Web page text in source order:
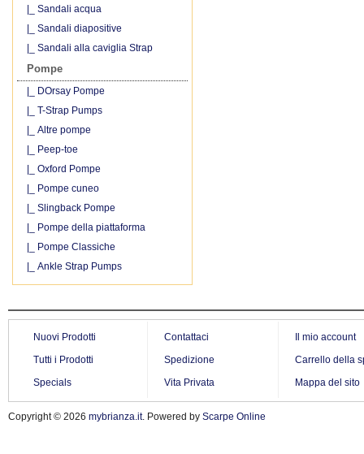
|_ Sandali acqua
|_ Sandali diapositive
|_ Sandali alla caviglia Strap
Pompe
|_ DOrsay Pompe
|_ T-Strap Pumps
|_ Altre pompe
|_ Peep-toe
|_ Oxford Pompe
|_ Pompe cuneo
|_ Slingback Pompe
|_ Pompe della piattaforma
|_ Pompe Classiche
|_ Ankle Strap Pumps
Nuovi Prodotti
Tutti i Prodotti
Specials
Contattaci
Spedizione
Vita Privata
Il mio account
Carrello della
Mappa del sito
Copyright © 2026 mybrianza.it. Powered by Scarpe Online